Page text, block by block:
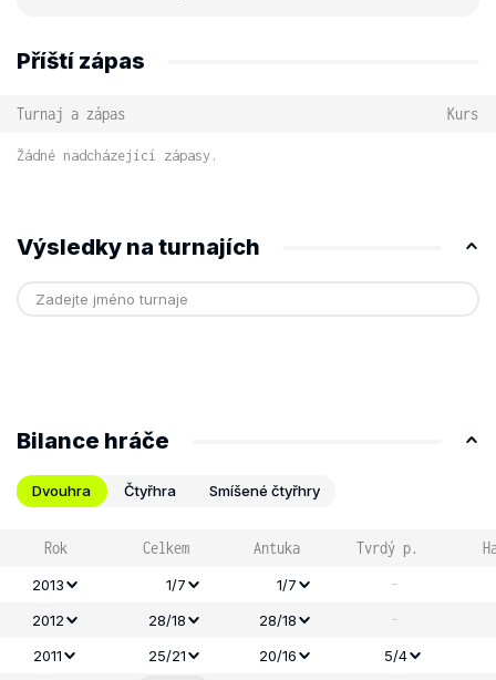
Příští zápas
Turnaj a zápas Kurs
Žádné nadcházející zápasy.
Výsledky na turnajích
Bilance hráče
Dvouhra Čtyřhra Smíšené čtyřhry
Rok Celkem Antuka Tvrdý p.
2013 1/7 1/7 -
2012 28/18 28/18 -
2011 25/21 20/16
5/4